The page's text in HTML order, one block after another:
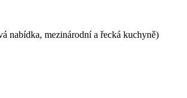
nabídka, mezinárodní a řecká kuchyně)